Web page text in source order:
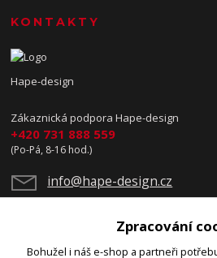
KONTAKTY
Hape-design
Zákaznická podpora Hape-design
+420 731 888 559
(Po-Pá, 8-16 hod.)
info@hape-design.cz
Zpracování
Bohužel i náš e-shop a partneři